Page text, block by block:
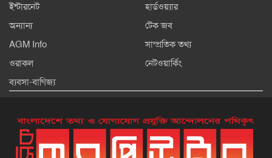
ইন্টারনেট
হার্ডওয়্যার
অন্যান্য
টেক জব
AGM Info
সাম্প্রতিক তথ্য
ওরাকল
নেটওয়ার্কিং
ব্যবসা-বাণিজ্য